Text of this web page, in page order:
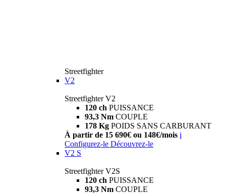
Streetfighter
V2
Streetfighter V2
120 ch PUISSANCE
93,3 Nm COUPLE
178 Kg POIDS SANS CARBURANT
À partir de 15 690€ ou 148€/mois i
Configurez-le Découvrez-le
V2 S
Streetfighter V2S
120 ch PUISSANCE
93,3 Nm COUPLE